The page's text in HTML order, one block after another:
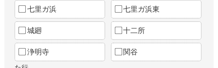
七里ガ浜 七里ガ浜東
城廻 十二所
浄明寺 関谷